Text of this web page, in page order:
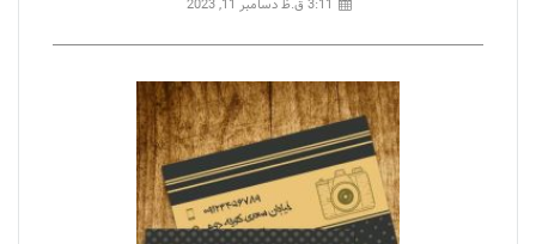
3:11 ق.ظ دسامبر 11, 2023